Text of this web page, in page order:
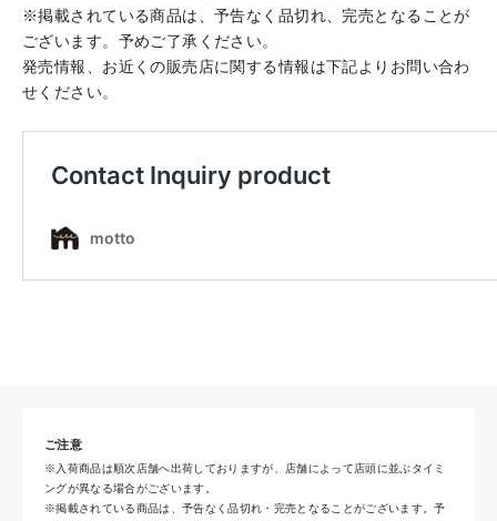
※掲載されている商品は、予告なく品切れ、完売となることが
ございます。予めご了承ください。
発売情報、お近くの販売店に関する情報は下記よりお問い合わ
せください。
ご注意
※入荷商品は順次店舗へ出荷しておりますが、店舗によって店頭に並ぶタイミ
ングが異なる場合がございます。
※掲載されている商品は、予告なく品切れ・完売となることがございます。予